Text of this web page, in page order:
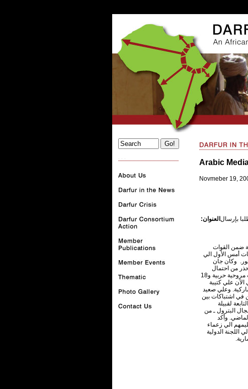
Arabic
Novmeber 19,
العنوان:
ضمن القوات
أمس الأول الي
وكان جان
من احتمال
علي كتيبة
وعلي صعيد
أرض دارفور‏,‏ لقي ثلاثة أشخاص مصرعهم‏,‏ وأصيب نحو‏7‏ آخرين في اشتباكات بين
لقبيلة
البترول ـ من
وأكد
الي زعماء
اللجنة الدولية